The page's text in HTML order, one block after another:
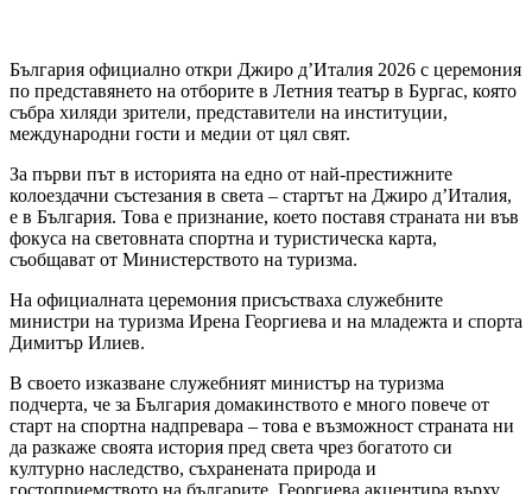
България официално откри Джиро д’Италия 2026 с церемония
по представянето на отборите в Летния театър в Бургас, която
събра хиляди зрители, представители на институции,
международни гости и медии от цял свят.
За първи път в историята на едно от най-престижните
колоездачни състезания в света – стартът на Джиро д’Италия,
е в България. Това е признание, което поставя страната ни във
фокуса на световната спортна и туристическа карта,
съобщават от Министерството на туризма.
На официалната церемония присъстваха служебните
министри на туризма Ирена Георгиева и на младежта и спорта
Димитър Илиев.
В своето изказване служебният министър на туризма
подчерта, че за България домакинството е много повече от
старт на спортна надпревара – това е възможност страната ни
да разкаже своята история пред света чрез богатото си
културно наследство, съхранената природа и
гостоприемството на българите. Георгиева акцентира върху